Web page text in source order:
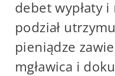
debet wypłaty
podział
pieniądze
mgławica i